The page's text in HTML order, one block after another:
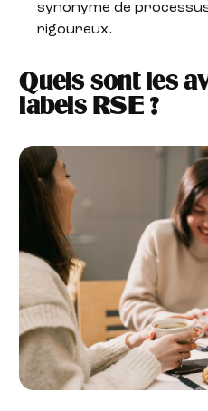
synonyme de
rigoureux.
Quels sont les
labels RSE ?